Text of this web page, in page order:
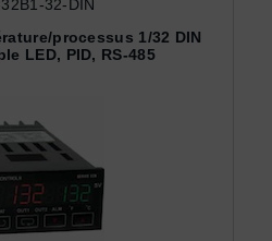
32-DIN
processus 1/32 DIN
LED, PID, RS-485